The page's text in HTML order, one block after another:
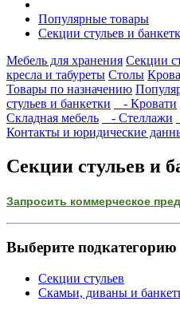
Популярные товары
Секции стульев и
Мебель для хранения Секции
кресла и табуреты Столы
Товары по назначению
стульев и банкетки
- Кровати
Складная мебель
- Стеллажи
Контакты и юридические
Секции стульев и
Запросить коммерческое
Выберите подкатегорию
Секции стульев
Скамьи, диваны и